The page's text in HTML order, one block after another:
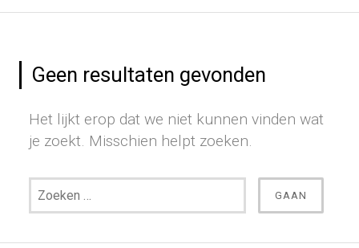
Geen resultaten gevonden
Het lijkt erop dat we niet kunnen vinden wat
je zoekt. Misschien helpt zoeken.